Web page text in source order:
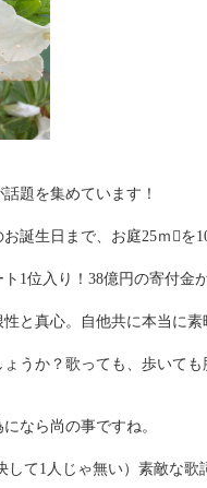
題を集めています！
誕生日まで、お庭25ｍを
1位入り！ 38億円の寄付金
と真心。自他共に本当に素
うか？歌っても、歩いて
なら尚の事ですね。
して1 人じゃ無い）素敵な歌